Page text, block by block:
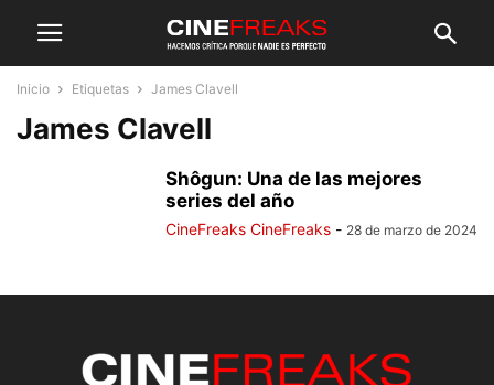
Inicio Etiquetas James Clavell
James Clavell
Shôgun: Una de las mejores
series del año
CineFreaks CineFreaks - 28 de marzo de 2024